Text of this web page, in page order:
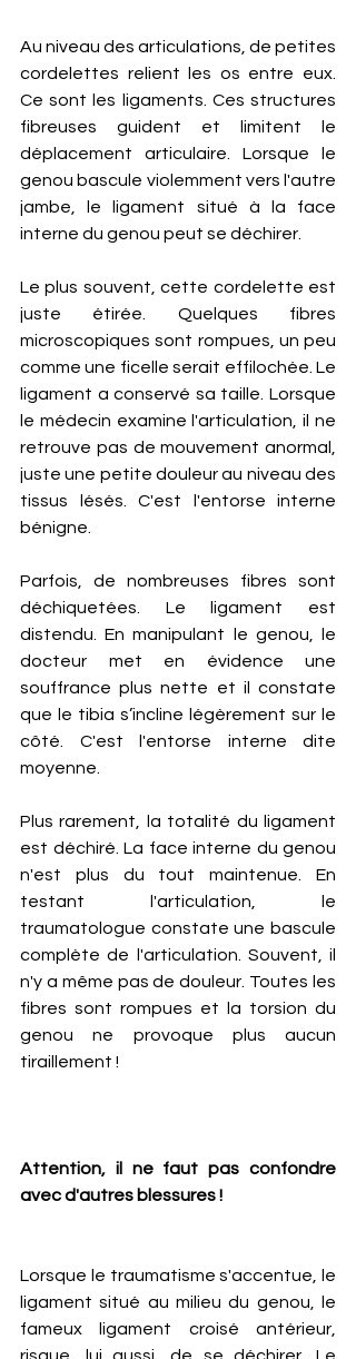
Au niveau des articulations, de petites
cordelettes relient les os entre eux.
Ce sont les ligaments. Ces structures
fibreuses guident et limitent le
déplacement articulaire. Lorsque le
genou bascule violemment vers l'autre
jambe, le ligament situé à la face
interne du genou peut se déchirer.
Le plus souvent, cette cordelette est
juste étirée. Quelques fibres
microscopiques sont rompues, un peu
comme une ficelle serait effilochée. Le
ligament a conservé sa taille. Lorsque
le médecin examine l'articulation, il ne
retrouve pas de mouvement anormal,
juste une petite douleur au niveau des
tissus lésés. C'est l'entorse interne
bénigne.
Parfois, de nombreuses fibres sont
déchiquetées. Le ligament est
distendu. En manipulant le genou, le
docteur met en évidence une
souffrance plus nette et il constate
que le tibia s’incline légèrement sur le
côté. C'est l'entorse interne dite
moyenne.
Plus rarement, la totalité du ligament
est déchiré. La face interne du genou
n'est plus du tout maintenue. En
testant l'articulation, le
traumatologue constate une bascule
complète de l'articulation. Souvent, il
n'y a même pas de douleur. Toutes les
fibres sont rompues et la torsion du
genou ne provoque plus aucun
tiraillement !
Attention, il ne faut pas confondre
avec d'autres blessures !
Lorsque le traumatisme s'accentue, le
ligament situé au milieu du genou, le
fameux ligament croisé antérieur,